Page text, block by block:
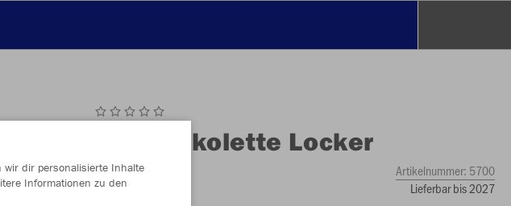
Jakolette Locker
Artikelnummer: 5700
Lieferbar bis 2027
dir personalisierte Inhalte
Informationen zu den